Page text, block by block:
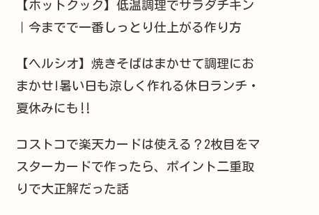
【ホットクック】低温調理でサラダチキン
｜今までで一番しっとり仕上がる作り方
【ヘルシオ】焼きそばはまかせて調理にお
まかせ!暑い日も涼しく作れる休日ランチ・
夏休みにも‼︎
コストコで楽天カードは使える？2枚目をマ
スターカードで作ったら、ポイント二重取
りで大正解だった話